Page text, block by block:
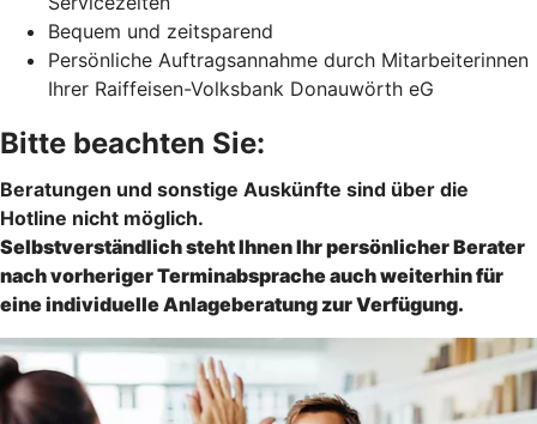
Bequem und zeitsparend
Persönliche Auftragsannahme durch Mitarbeiterinnen
Ihrer Raiffeisen-Volksbank Donauwörth eG
Bitte beachten Sie:
Beratungen und sonstige Auskünfte sind über die
Hotline nicht möglich.
Selbstverständlich steht Ihnen Ihr persönlicher Berater
nach vorheriger Terminabsprache auch weiterhin für
eine individuelle Anlageberatung zur Verfügung.